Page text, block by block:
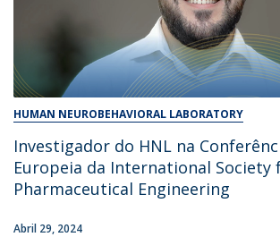
HUMAN NEUROBEHAVIORAL LABORATORY
Investigador do HNL na
Europeia da International Society
Pharmaceutical Engineering
Abril 29, 2024